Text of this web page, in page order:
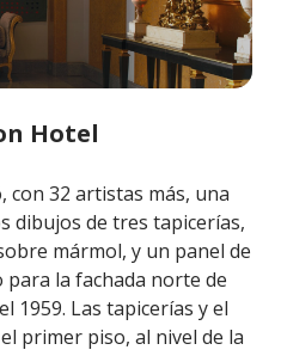
Hotel
con 32 artistas más, una
dibujos de tres tapicerías,
mármol, y un panel de
la fachada norte de
1959. Las tapicerías y el
primer piso, al nivel de la